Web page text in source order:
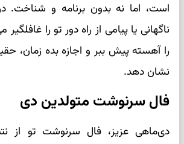
است، اما نه بدون برنامه و شناخت.
ناگهانی یا پیامی از راه دور تو را
را آهسته پیش ببر و اجازه بده زمان،
نشان دهد.
فال سرنوشت متولدین دی
دی‌ماهی عزیز، فال سرنوشت تو از